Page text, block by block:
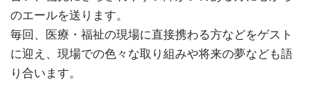
のエールを送ります。
毎回、医療・福祉の現場に直接携わる方などをゲスト
に迎え、現場での色々な取り組みや将来の夢なども語
り合います。